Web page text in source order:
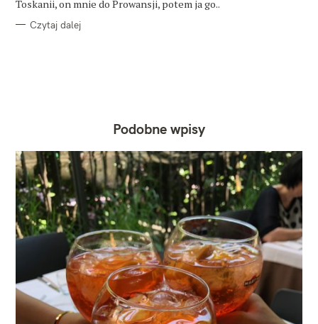
Toskanii, on mnie do Prowansji, potem ja go..
Czytaj dalej
Podobne wpisy